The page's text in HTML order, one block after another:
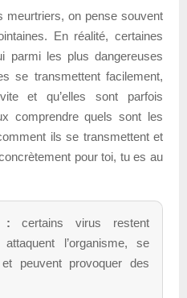
meurtriers, on pense souvent
En réalité, certaines
parmi les plus dangereuses
se transmettent facilement,
et qu’elles sont parfois
comprendre quels sont les
ils se transmettent et
pour toi, tu es au
: certains virus restent
l’organisme, se
peuvent provoquer des